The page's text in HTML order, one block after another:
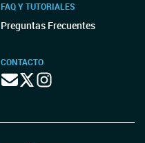
FAQ Y TUTORIALES
Preguntas Frecuentes
CONTACTO